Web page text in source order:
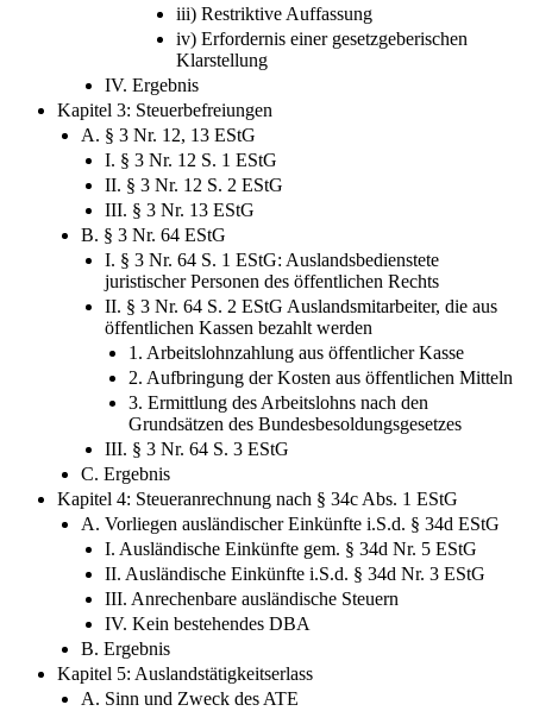
iii) Restriktive Auffassung
iv) Erfordernis einer gesetzgeberischen
Klarstellung
IV. Ergebnis
Kapitel 3: Steuerbefreiungen
A. § 3 Nr. 12, 13 EStG
I. § 3 Nr. 12 S. 1 EStG
II. § 3 Nr. 12 S. 2 EStG
III. § 3 Nr. 13 EStG
B. § 3 Nr. 64 EStG
I. § 3 Nr. 64 S. 1 EStG: Auslandsbedienstete
juristischer Personen des öffentlichen Rechts
II. § 3 Nr. 64 S. 2 EStG Auslandsmitarbeiter, die aus
öffentlichen Kassen bezahlt werden
1. Arbeitslohnzahlung aus öffentlicher Kasse
2. Aufbringung der Kosten aus öffentlichen Mitteln
3. Ermittlung des Arbeitslohns nach den
Grundsätzen des Bundesbesoldungsgesetzes
III. § 3 Nr. 64 S. 3 EStG
C. Ergebnis
Kapitel 4: Steueranrechnung nach § 34c Abs. 1 EStG
A. Vorliegen ausländischer Einkünfte i.S.d. § 34d EStG
I. Ausländische Einkünfte gem. § 34d Nr. 5 EStG
II. Ausländische Einkünfte i.S.d. § 34d Nr. 3 EStG
III. Anrechenbare ausländische Steuern
IV. Kein bestehendes DBA
B. Ergebnis
Kapitel 5: Auslandstätigkeitserlass
A. Sinn und Zweck des ATE